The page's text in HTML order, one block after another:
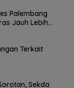
Palembang
Jauh Lebih
Terkait
Sekda